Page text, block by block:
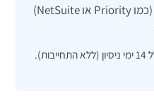
סוחב, אבל מערכת ERP גדולה (כמו Priority או NetSuite)